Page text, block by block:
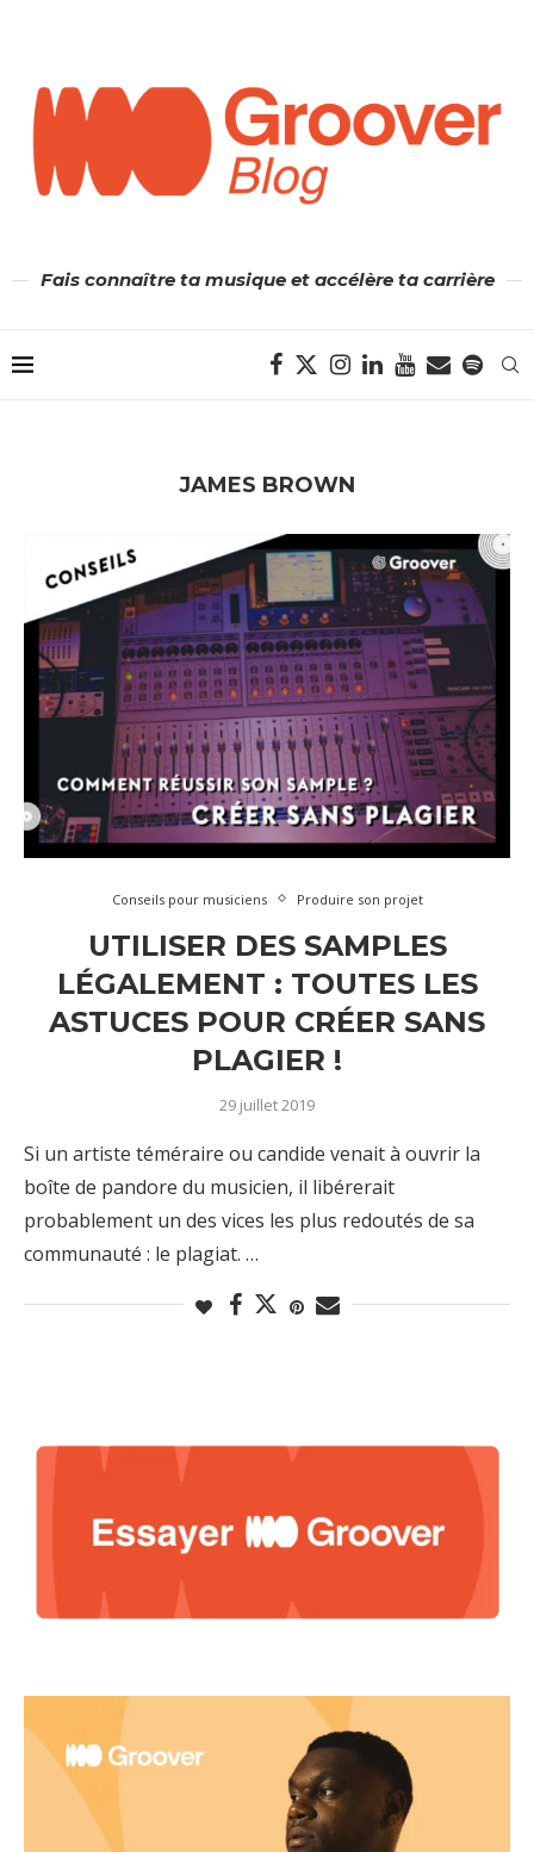
Fais connaître ta musique et accélère ta carrière
JAMES BROWN
Conseils pour musiciens Produire son projet
UTILISER DES SAMPLES
LÉGALEMENT : TOUTES LES
ASTUCES POUR CRÉER SANS
PLAGIER !
29 juillet 2019
Si un artiste téméraire ou candide venait à ouvrir la
boîte de pandore du musicien, il libérerait
probablement un des vices les plus redoutés de sa
communauté : le plagiat. …